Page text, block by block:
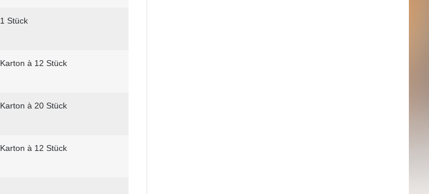
1 Stück
Karton à 12 Stück
Karton à 20 Stück
Karton à 12 Stück